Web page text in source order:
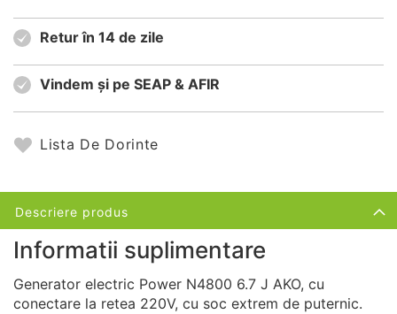
Retur în 14 de zile
Vindem și pe SEAP & AFIR
Lista De Dorinte
Descriere produs
Informatii suplimentare
Generator electric Power N4800 6.7 J AKO, cu
conectare la retea 220V, cu soc extrem de puternic.